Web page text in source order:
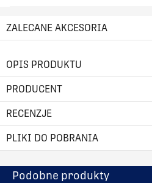
ZALECANE AKCESORIA
OPIS PRODUKTU
PRODUCENT
RECENZJE
PLIKI DO POBRANIA
Podobne produkty